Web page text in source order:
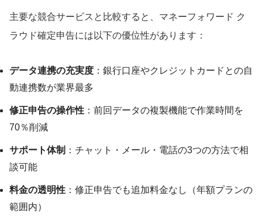
主要な競合サービスと比較すると、マネーフォワード ク
ラウド確定申告には以下の優位性があります：
データ連携の充実度 ：銀行口座やクレジットカードとの自
動連携数が業界最多
修正申告の操作性 ：前回データの複製機能で作業時間を
70％削減
サポート体制 ：チャット・メール・電話の3つの方法で相
談可能
料金の透明性 ：修正申告でも追加料金なし（年額プランの
範囲内）